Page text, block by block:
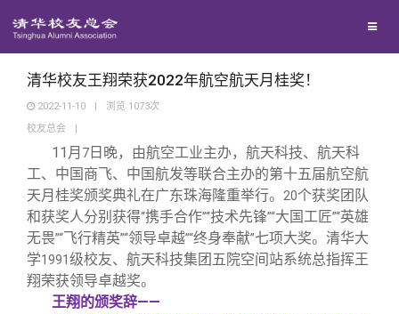
地区联络
院系校友工作
专业委员会
回馈母校
捐赠新闻
捐赠纪事
《清华校友通讯》
《水木清华》
百年清华
清华人物
校友服务
校友总会
清华校友王翔荣获2022年航空航天月桂奖！
2022-11-10 | 浏览 1073次
校友总会
|
11 月 7 日晚，由航空工业主办，航天科技、航天科
工、中国商飞、中国航发等联合主办的第十五届航空航
天月桂奖颁奖典礼在广东珠海隆重举行。
20个获奖团队
和获奖人分别获得“携手合作”“技术先锋”“大国工匠”“英雄
无畏”“飞行精英”“领导卓越”“终身奉献”七项大奖。清华大
学1991 级校友、航天科技集团五院空间站系统总指挥王
翔荣获领导卓越奖。
王翔的颁奖辞——